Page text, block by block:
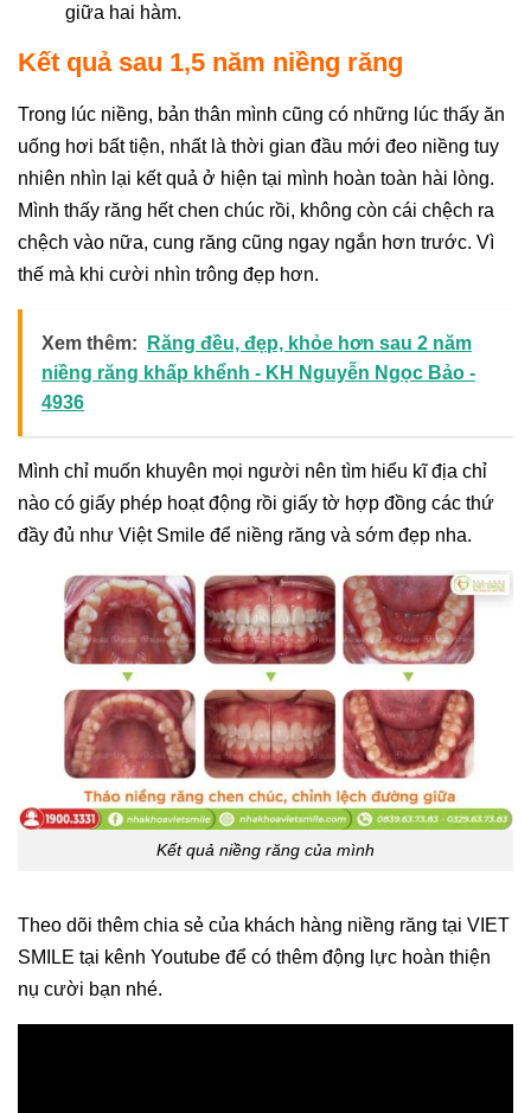
giữa hai hàm.
Kết quả sau 1,5 năm niềng răng
Trong lúc niềng, bản thân mình cũng có những lúc thấy ăn
uống hơi bất tiện, nhất là thời gian đầu mới đeo niềng tuy
nhiên nhìn lại kết quả ở hiện tại mình hoàn toàn hài lòng.
Mình thấy răng hết chen chúc rồi, không còn cái chệch ra
chệch vào nữa, cung răng cũng ngay ngắn hơn trước. Vì
thế mà khi cười nhìn trông đẹp hơn.
Xem thêm:
Răng đều, đẹp, khỏe hơn sau 2 năm
niềng răng khấp khểnh - KH Nguyễn Ngọc Bảo -
4936
Mình chỉ muốn khuyên mọi người nên tìm hiểu kĩ địa chỉ
nào có giấy phép hoạt động rồi giấy tờ hợp đồng các thứ
đầy đủ như Việt Smile để niềng răng và sớm đẹp nha.
Kết quả niềng răng của mình
Theo dõi thêm chia sẻ của khách hàng niềng răng tại VIET
SMILE tại kênh Youtube để có thêm động lực hoàn thiện
nụ cười bạn nhé.